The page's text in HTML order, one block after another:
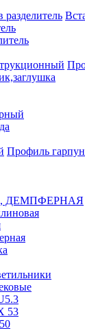
Профиль
ДЕМПФЕРНАЯ
53